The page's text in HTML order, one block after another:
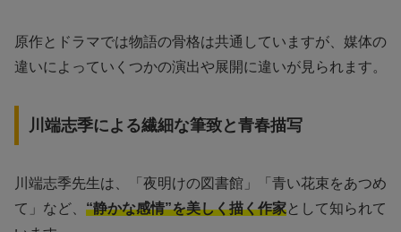
原作とドラマでは物語の骨格は共通していますが、媒体の
違いによっていくつかの演出や展開に違いが見られます。
川端志季による繊細な筆致と青春描写
川端志季先生は、「夜明けの図書館」「青い花束をあつめ
て」など、 “静かな感情”を美しく描く作家として知られて